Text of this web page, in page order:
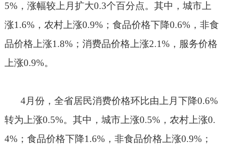
5%，涨幅较上月扩大0.3个百分点。其中，城市上
涨1.6%，农村上涨0.9%；食品价格下降0.6%，非食
品价格上涨1.8%；消费品价格上涨2.1%，服务价格
上涨0.9%。
4月份，全省居民消费价格环比由上月下降0.6%
转为上涨0.5%。其中，城市上涨0.5%，农村上涨0.
4%；食品价格下降1.6%，非食品价格上涨0.9%；